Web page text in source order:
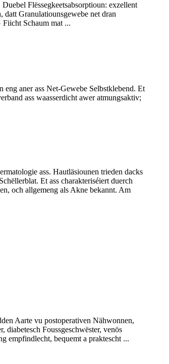
Flëssegkeetsabsorptioun: exzellent
Granulatiounsgewebe net dran
Schaum mat ...
aner ass Net-Gewebe Selbstklebend. Et
ass waasserdicht awer atmungsaktiv;
ass. Hautläsiounen trieden dacks
Et ass charakteriséiert duerch
och allgemeng als Akne bekannt. Am
Aarte vu postoperativen Nähwonnen,
Foussgeschwëster, venös
empfindlecht, bequemt a praktescht ...